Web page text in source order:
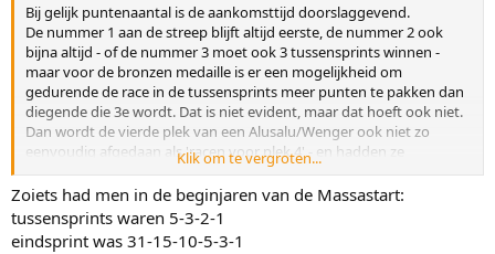
Bij gelijk puntenaantal is de aankomsttijd doorslaggevend.
De nummer 1 aan de streep blijft altijd eerste, de nummer 2 ook
bijna altijd - of de nummer 3 moet ook 3 tussensprints winnen -
maar voor de bronzen medaille is er een mogelijkheid om
gedurende de race in de tussensprints meer punten te pakken dan
diegende die 3e wordt. Dat is niet evident, maar dat hoeft ook niet.
Dan wordt de vierde plek van een Alusalu/Wenger ook niet zo
eenvoudig afgedaan als 'racen voor plek 4' - en hadden ze
misschien iets minder ruimte gekregen. Maarja, wie van de
favorieten gaat iemand terughalen zodat hij/zij zelf brons kan
pakken. Dat gaan er toch ook niet veel zijn.
Klik om te vergroten...
Zoiets had men in de beginjaren van de Massastart:
tussensprints waren 5-3-2-1
eindsprint was 31-15-10-5-3-1